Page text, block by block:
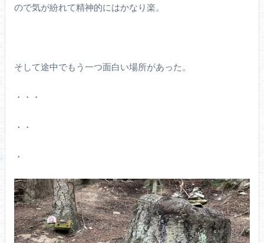
ので気が紛れて精神的にはかなり楽。
そして途中でもう一つ面白い場所があった。
・・・
・・
・